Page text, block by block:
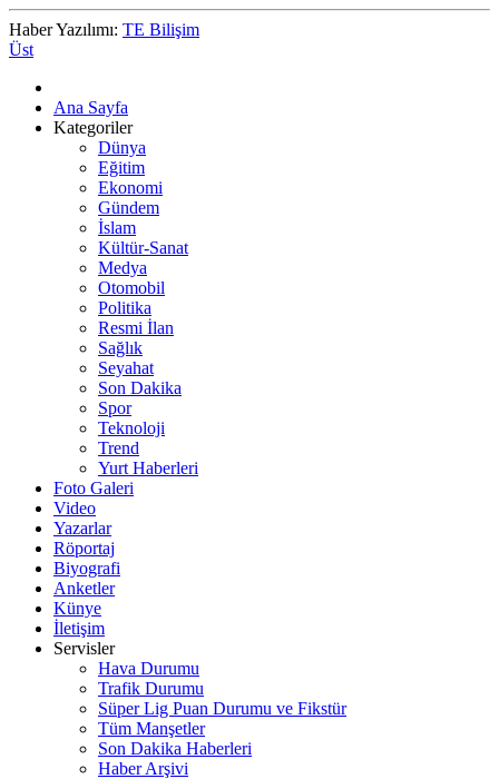
Haber Yazılımı: TE Bilişim
Üst
Ana Sayfa
Kategoriler
Dünya
Eğitim
Ekonomi
Gündem
İslam
Kültür-Sanat
Medya
Otomobil
Politika
Resmi İlan
Sağlık
Seyahat
Son Dakika
Spor
Teknoloji
Trend
Yurt Haberleri
Foto Galeri
Video
Yazarlar
Röportaj
Biyografi
Anketler
Künye
İletişim
Servisler
Hava Durumu
Trafik Durumu
Süper Lig Puan Durumu ve Fikstür
Tüm Manşetler
Son Dakika Haberleri
Haber Arşivi